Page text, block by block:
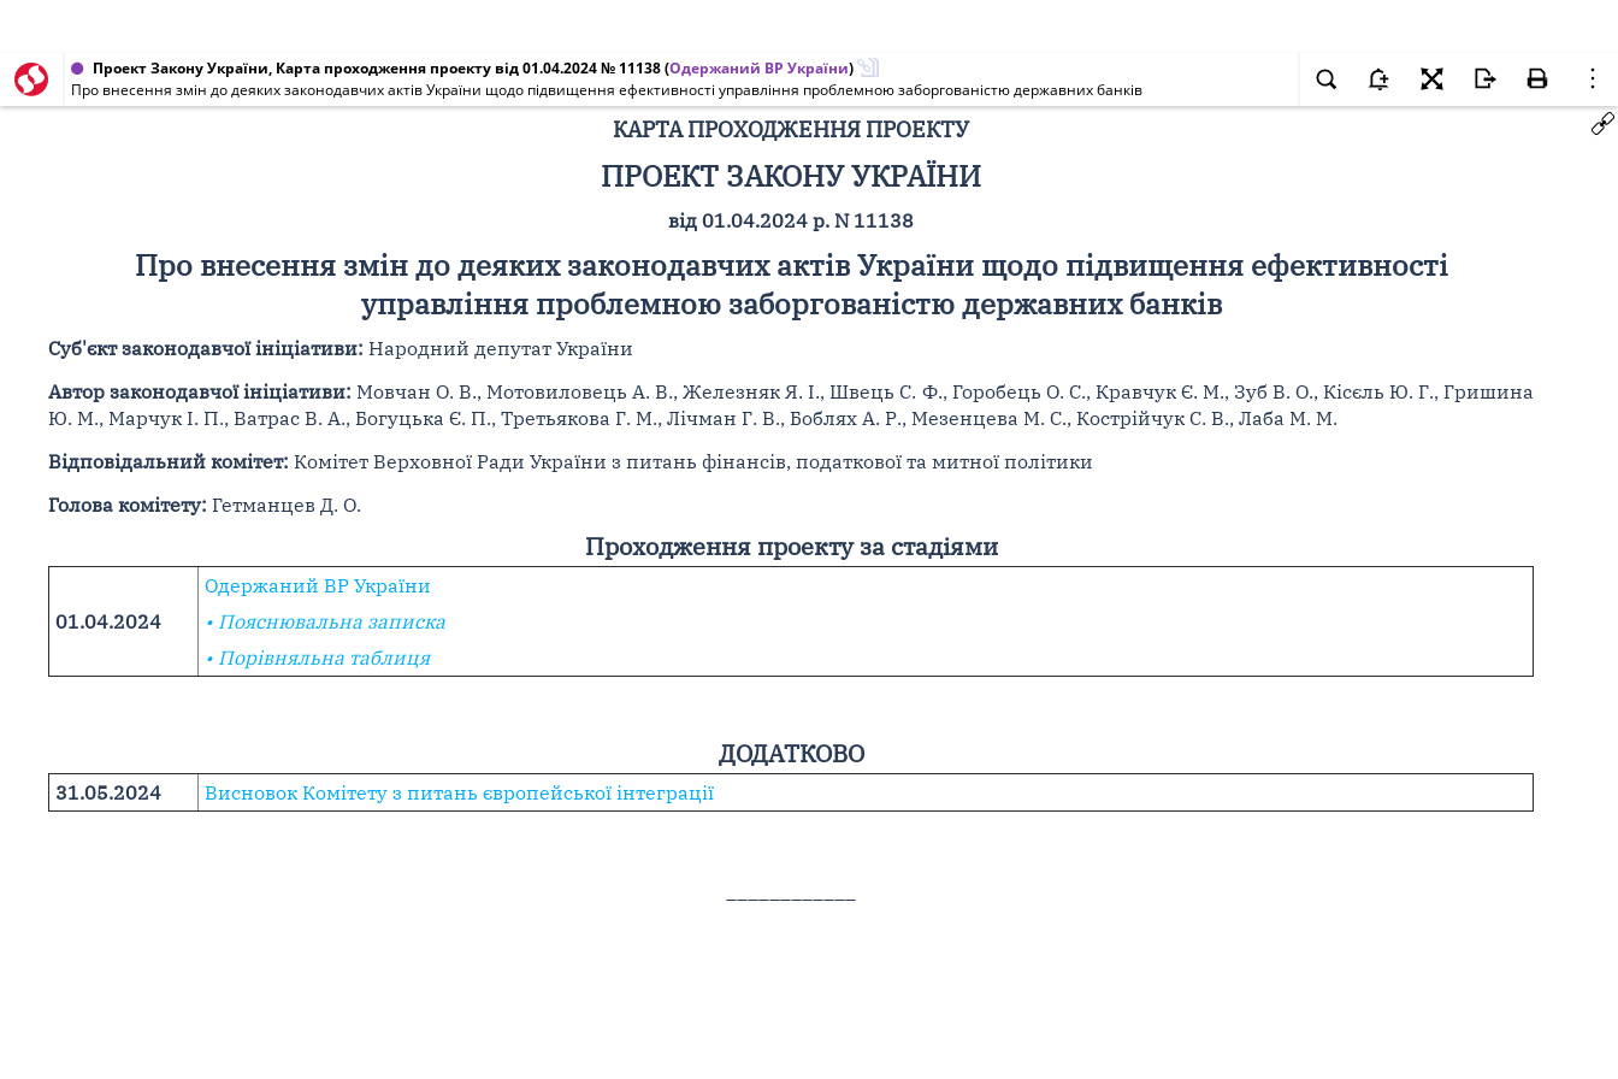
Проект Закону України, Карта проходження проекту від 01.04.2024 № 11138(Одержаний ВР України)
Про внесення змін до деяких законодавчих актів України щодо підвищення ефективності управління проблемною заборгованістю державних банків